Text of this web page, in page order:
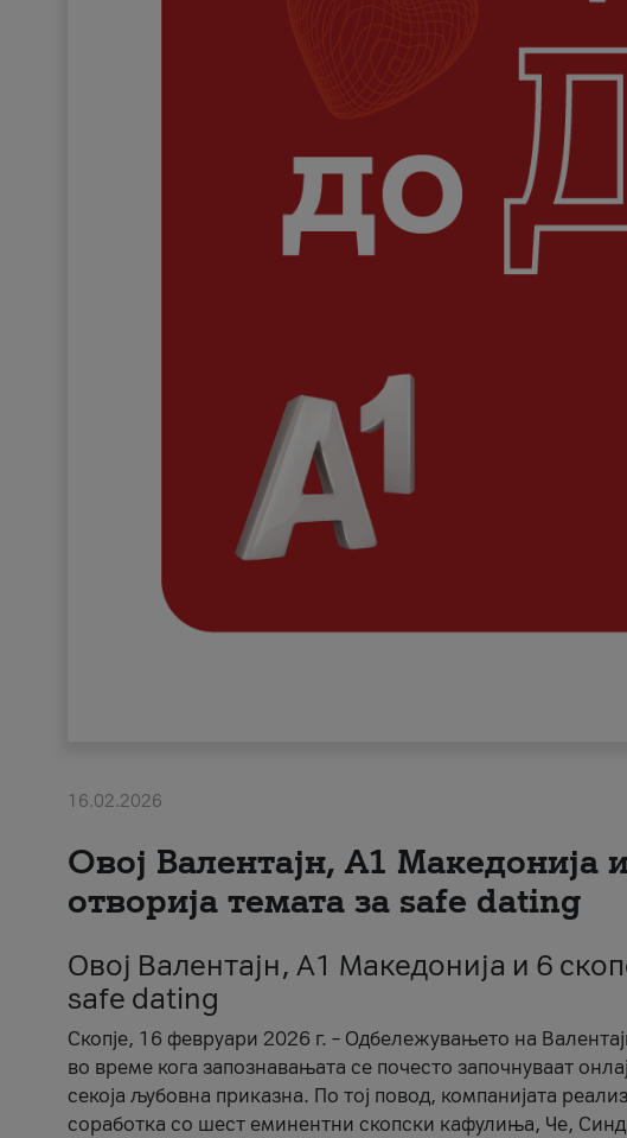
16.02.2026
Овој Валентајн, A1 Македонија
отворија темата за safe dating
Овој Валентајн, A1 Македонија и 6
safe dating
Скопје, 16 февруари 2026 г. – Одбележувањето на
во време кога запознавањата се почесто започнуваат
секоја љубовна приказна. По тој повод, компанијата
соработка со шест еминентни скопски кафулиња, Че,